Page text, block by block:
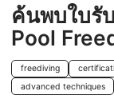
ค้นพบใบรั
Pool
freediving
advanced techniques